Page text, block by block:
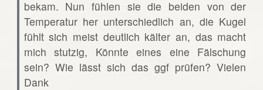
bekam. Nun fühlen sie die beiden von der
Temperatur her unterschiedlich an, die Kugel
fühlt sich meist deutlich kälter an, das macht
mich stutzig, Könnte eines eine Fälschung
sein? Wie lässt sich das ggf prüfen? Vielen
Dank